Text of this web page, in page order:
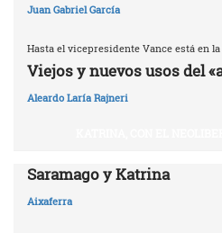
Juan Gabriel García
Hasta el vicepresidente Vance está en
Viejos y nuevos usos del
Aleardo Laría Rajneri
Saramago y Katrina
Aixaferra